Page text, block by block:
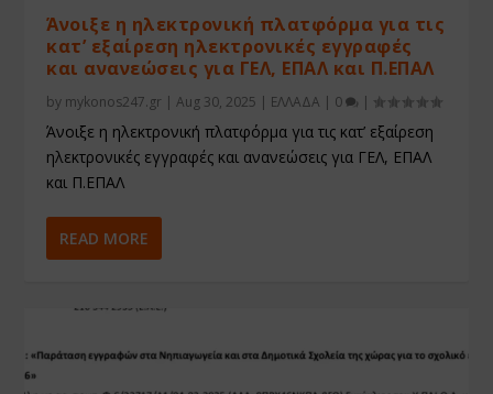
Άνοιξε η ηλεκτρονική πλατφόρμα για τις
κατ’ εξαίρεση ηλεκτρονικές εγγραφές
και ανανεώσεις για ΓΕΛ, ΕΠΑΛ και Π.ΕΠΑΛ
by mykonos247.gr |Aug 30, 2025 | ΕΛΛΑΔΑ | 0 |
Άνοιξε η ηλεκτρονική πλατφόρμα για τις κατ’ εξαίρεση
ηλεκτρονικές εγγραφές και ανανεώσεις για ΓΕΛ, ΕΠΑΛ
και Π.ΕΠΑΛ
READ MORE